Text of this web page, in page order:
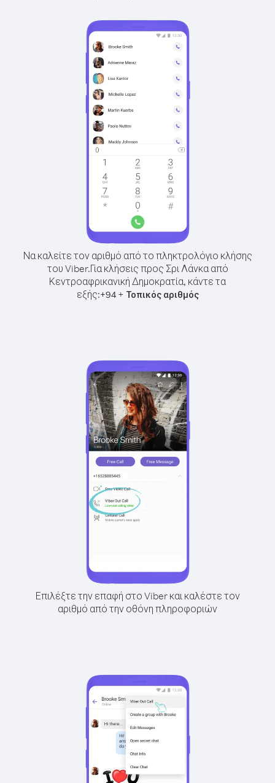
Να καλείτε τον αριθμό από το πληκτρολόγιο κλήσης
του Viber.Για κλήσεις προς Σρι Λάνκα από
Κεντροαφρικανική Δημοκρατία, κάντε τα
εξής:+94+ Τοπικός αριθμός
Επιλέξτε την επαφή στο Viber και καλέστε τον
αριθμό από την οθόνη πληροφοριών